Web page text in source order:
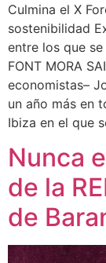
Culmina el X
sostenibilidad
entre los que
FONT MORA
economistas–
un año más en
Ibiza en el que
Nunca
de la
de